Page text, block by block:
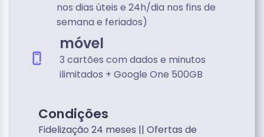
nos dias úteis e 24h/dia nos fins de
semana e feriados)
móvel
3 cartões com dados e minutos
ilimitados + Google One 500GB
Condições
Fidelização 24 meses || Ofertas de